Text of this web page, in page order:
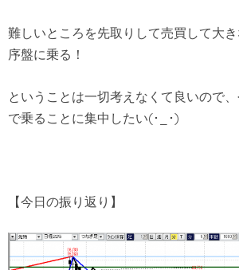
難しいところを先取りして売買して大
序盤に乗る！
ということは一切考えなくて良いので
で乗ることに集中したい(･_･)
【今日の振り返り】